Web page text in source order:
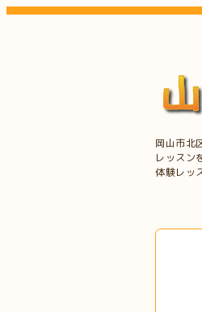
岡山市北
レッスン
体験レッ